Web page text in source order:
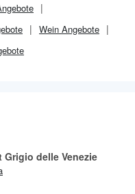
Wein Angebote
Grigio delle Venezie